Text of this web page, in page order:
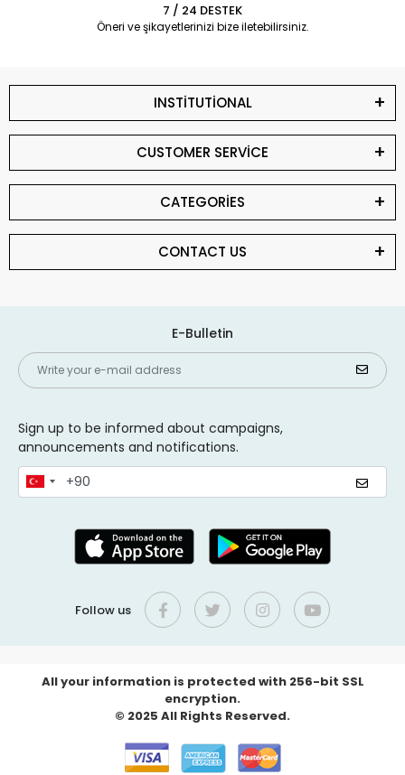
7 / 24 DESTEK
Öneri ve şikayetlerinizi bize iletebilirsiniz.
INSTİTUTİONAL
CUSTOMER SERVİCE
CATEGORİES
CONTACT US
E-Bulletin
Sign up to be informed about campaigns,
announcements and notifications.
Follow us
All your information is protected with 256-bit SSL
encryption.
© 2025 All Rights Reserved.